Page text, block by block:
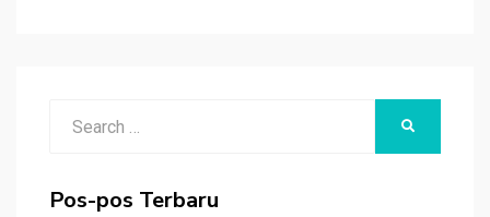
Pos-pos Terbaru